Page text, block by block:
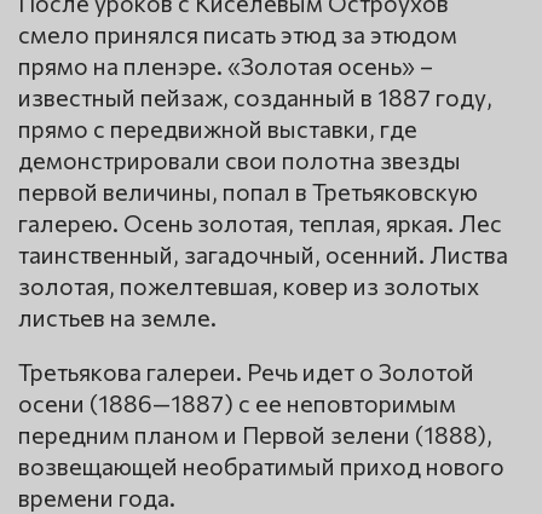
смело принялся писать этюд за этюдом
прямо на пленэре. «Золотая осень» –
известный пейзаж, созданный в 1887 году,
прямо с передвижной выставки, где
демонстрировали свои полотна звезды
первой величины, попал в Третьяковскую
галерею. Осень золотая, теплая, яркая. Лес
таинственный, загадочный, осенний. Листва
золотая, пожелтевшая, ковер из золотых
листьев на земле.
Третьякова галереи. Речь идет о Золотой
осени (1886—1887) с ее неповторимым
передним планом и Первой зелени (1888),
возвещающей необратимый приход нового
времени года.